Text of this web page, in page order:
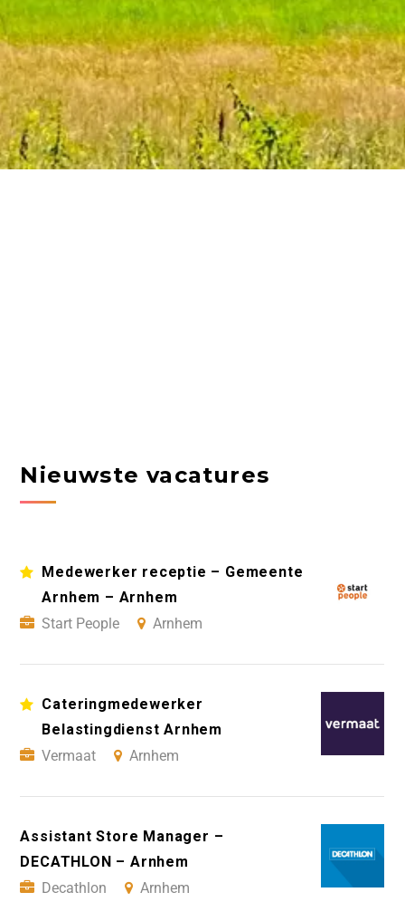
Nieuwste vacatures
Medewerker receptie – Gemeente
Arnhem – Arnhem
Start People
Arnhem
Cateringmedewerker
Belastingdienst Arnhem
Vermaat
Arnhem
Assistant Store Manager –
DECATHLON – Arnhem
Decathlon
Arnhem